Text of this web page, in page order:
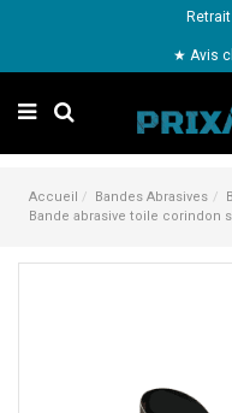
★ Avis
Accueil Bandes Abrasives
Bande abrasive toile corindon